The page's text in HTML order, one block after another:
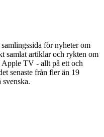
för nyheter om
samlat artiklar och rykten om
TV - allt på ett och
senaste från fler än 19